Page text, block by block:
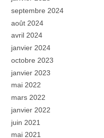
septembre 2024
août 2024
avril 2024
janvier 2024
octobre 2023
janvier 2023
mai 2022
mars 2022
janvier 2022
juin 2021
mai 2021